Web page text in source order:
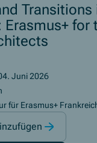
Transitions
for
Juni 2026
für Erasmus+